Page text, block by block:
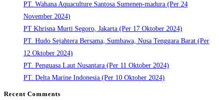
PT. Wahana Aquaculture Santosa Sumenep-madura (Per 24
November 2024)
PT Khrisna Murti Segoro, Jakarta (Per 17 Oktober 2024)
PT. Hudo Sejahtera Bersama, Sumbawa, Nusa Tenggara Barat (Per
12 Oktober 2024)
PT. Penguasa Laut Nusantara (Per 11 Oktober 2024)
PT. Delta Marine Indonesia (Per 10 Oktober 2024)
Recent Comments